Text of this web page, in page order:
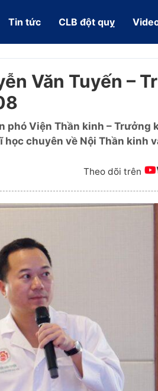
Tin tức CLB đột quỵ
Văn Tuyến –
phó Viện Thần kinh – Trưởng
học chuyên về Nội Thần kinh
Theo dõi trên